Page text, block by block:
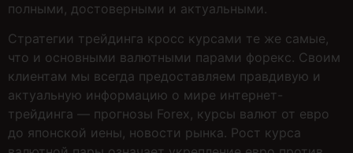
полными, достоверными и актуальными.
Стратегии трейдинга кросс курсами те же самые,
что и основными валютными парами форекс. Своим
клиентам мы всегда предоставляем правдивую и
актуальную информацию о мире интернет-
трейдинга — прогнозы Forex, курсы валют от евро
до японской иены, новости рынка. Рост курса